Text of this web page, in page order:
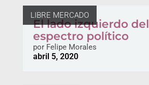
LIBRE MERCADO
El lado izquierdo del
espectro político
porFelipe Morales
abril 5, 2020